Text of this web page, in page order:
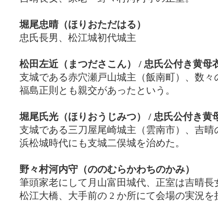
堀尾忠晴（ほりおただはる）
忠氏長男、松江城初代城主
松田左近（まつださこん） / 忠氏公付き黄母
支城である赤穴瀬戸山城主（飯南町）、数々
福島正則とも親交があったという。
堀尾氏光（ほりおうじみつ） / 忠氏公付き黄
支城である三刀屋尾崎城主（雲南市）、吉晴
浜松城時代にも支城二俣城を治めた。
野々村河内守（ののむらかわちのかみ）
筆頭家老にして月山富田城代、正室は吉晴長
松江大橋、大手前の 2 か所にて会場の実況を